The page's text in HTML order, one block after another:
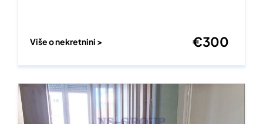
Više o nekretnini > €300